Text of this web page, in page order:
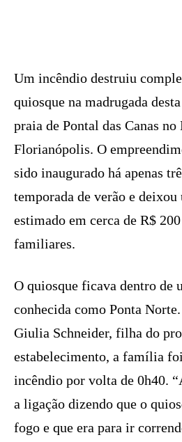
Um incêndio destruiu
quiosque na madrugada
praia de Pontal das Canas no
Florianópolis. O
sido inaugurado há apenas
temporada de verão e
estimado em cerca de R$
familiares.
O quiosque ficava dentro de
conhecida como Ponta
Giulia Schneider, filha do
estabelecimento, a família
incêndio por volta de 0h40.
a ligação dizendo que o
fogo e que era para ir